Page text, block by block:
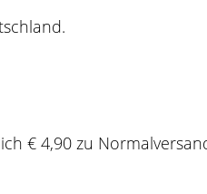
€ 4,90 zu